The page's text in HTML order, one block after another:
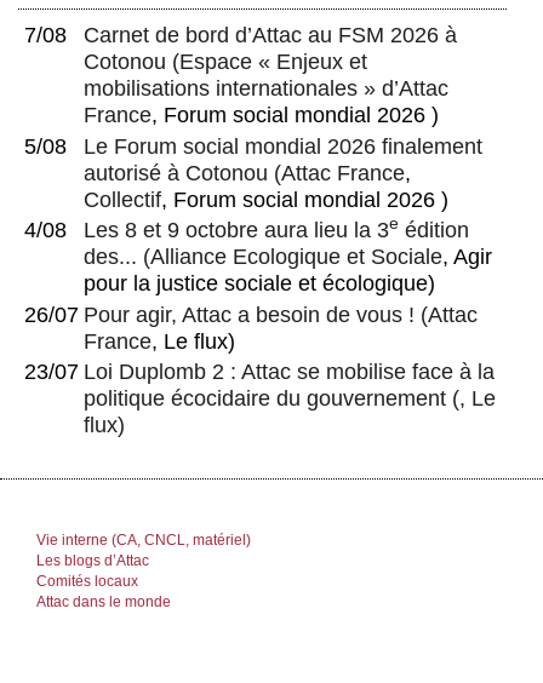
7/08
Carnet de bord d’Attac au FSM 2026 à
Cotonou (Espace « Enjeux et
mobilisations internationales » d’Attac
France, Forum social mondial 2026 )
5/08
Le Forum social mondial 2026 finalement
autorisé à Cotonou (Attac France,
Collectif, Forum social mondial 2026 )
4/08
Les 8 et 9 octobre aura lieu la 3e édition
des... (Alliance Ecologique et Sociale, Agir
pour la justice sociale et écologique)
26/07 Pour agir, Attac a besoin de vous ! (Attac
France, Le flux)
23/07 Loi Duplomb 2 : Attac se mobilise face à la
politique écocidaire du gouvernement (, Le
flux)
Vie interne (CA, CNCL, matériel)
Les blogs d’Attac
Comités locaux
Attac dans le monde